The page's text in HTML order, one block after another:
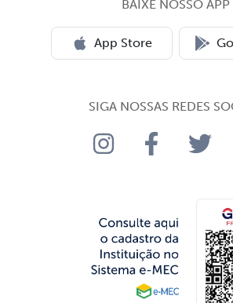
BAIXE NOSSO APP
App Store
SIGA NOSSAS REDES